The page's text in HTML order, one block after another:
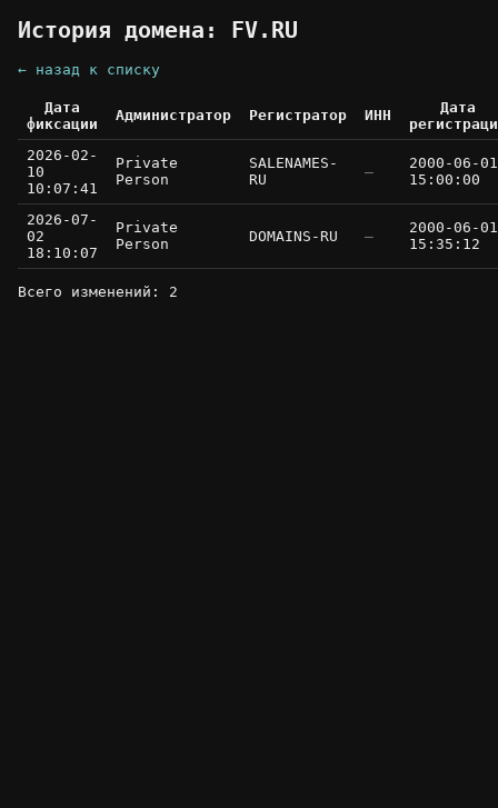
История домена: FV.RU
← назад к списку
Дата
фиксации
Администратор Регистратор ИНН
Дата
2026-02-
10
10:07:41
Private
Person
SALENAMES-
RU
—
2000-06-01
15:00:00
2026-07-
02
18:10:07
Private
Person
DOMAINS-RU —
2000-06-01
15:35:12
Всего изменений: 2